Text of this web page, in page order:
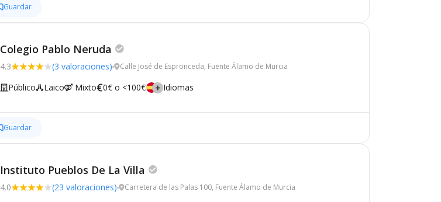
Guardar
Colegio Pablo Neruda
4.3 (3 valoraciones) Calle José de Espronceda, Fuente Álamo de Murcia
Público Laico Mixto 0€ o <100€ Idiomas
Guardar
Instituto Pueblos De La Villa
4.0 (23 valoraciones) Carretera de las Palas 100, Fuente Álamo de Murcia